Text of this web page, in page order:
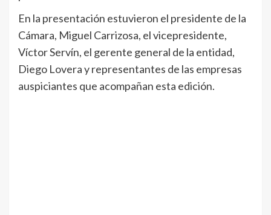
En la presentación estuvieron el presidente de la
Cámara, Miguel Carrizosa, el vicepresidente,
Víctor Servín, el gerente general de la entidad,
Diego Lovera y representantes de las empresas
auspiciantes que acompañan esta edición.